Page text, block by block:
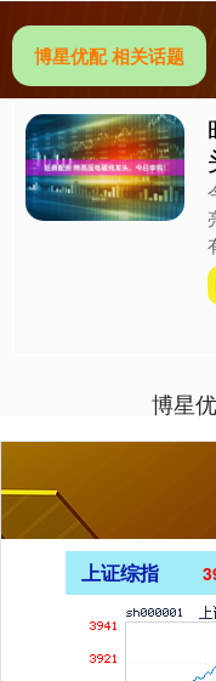
博星优配 相关话题
博星
上证综指